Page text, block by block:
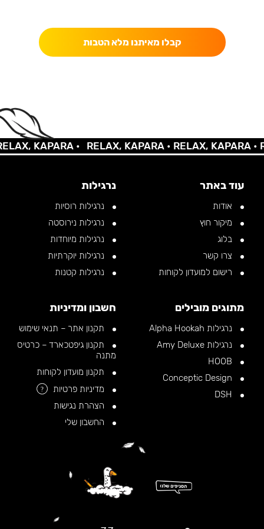
קבלו מאיתנו מלא הטבות
KAPARA • RELAX, KAPARA •RELAX, KAPARA •
עוד באתר
אודות
מיקור חוץ
בלוג
צרו קשר
רישום למועדון לקוחות
נרגילות
נרגילות רוסיות
נרגילות נירוסטה
נרגילות מיוחדות
נרגילות יוקרתיות
נרגילות קטנות
מתוגים מובילים
נרגילות Alpha Hookah
נרגילות Amy Deluxe
חשבון ומדיניות
תקנון אתר – תנאי שימוש
תקנון גיפטכארד – כרטיס
מתנה
תקנון מועדון לקוחות
מדיניות פרטיות
?
הצהרת נגישות
החשבון שלי